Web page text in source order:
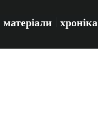
матеріали хроніка